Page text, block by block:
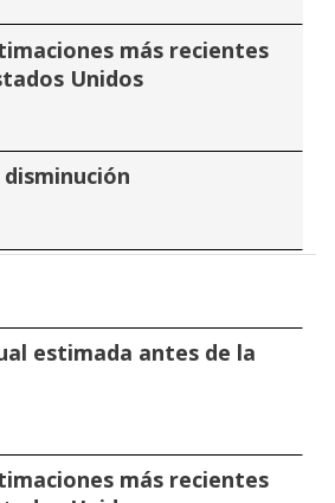
más recientes
Unidos
estimada antes de la
más recientes